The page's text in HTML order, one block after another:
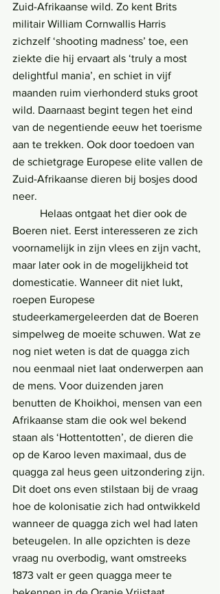
Zuid-Afrikaanse wild. Zo kent Brits
militair William Cornwallis Harris
zichzelf ‘shooting madness’ toe, een
ziekte die hij ervaart als ‘truly a most
delightful mania’, en schiet in vijf
maanden ruim vierhonderd stuks groot
wild. Daarnaast begint tegen het eind
van de negentiende eeuw het toerisme
aan te trekken. Ook door toedoen van
de schietgrage Europese elite vallen de
Zuid-Afrikaanse dieren bij bosjes dood
neer.
Boeren niet. Eerst interesseren ze zich
voornamelijk in zijn vlees en zijn vacht,
maar later ook in de mogelijkheid tot
domesticatie. Wanneer dit niet lukt,
roepen Europese
studeerkamergeleerden dat de Boeren
simpelweg de moeite schuwen. Wat ze
nog niet weten is dat de quagga zich
nou eenmaal niet laat onderwerpen aan
de mens. Voor duizenden jaren
benutten de Khoikhoi, mensen van een
Afrikaanse stam die ook wel bekend
staan als ‘Hottentotten’, de dieren die
op de Karoo leven maximaal, dus de
quagga zal heus geen uitzondering zijn.
Dit doet ons even stilstaan bij de vraag
hoe de kolonisatie zich had ontwikkeld
wanneer de quagga zich wel had laten
beteugelen. In alle opzichten is deze
vraag nu overbodig, want omstreeks
1873 valt er geen quagga meer te